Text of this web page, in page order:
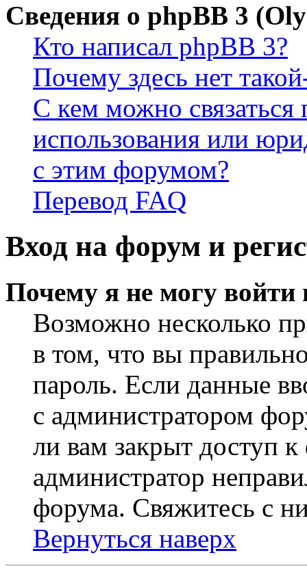
Сведения о phpBB 3
Кто написал phpBB 3?
Почему здесь нет
С кем можно связаться
использования или
с этим форумом?
Перевод FAQ
Вход на форум и
Почему я не могу войти
Возможно несколько
в том, что вы
пароль. Если данные
с администратором
ли вам закрыт доступ
администратор
форума. Свяжитесь с
Вернуться наверх